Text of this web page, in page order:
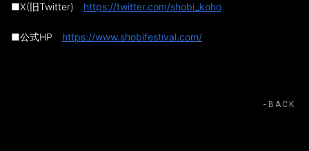
■X(旧Twitter) https://twitter.com/shobi_koho
■公式HP https://www.shobifestival.com/
BACK